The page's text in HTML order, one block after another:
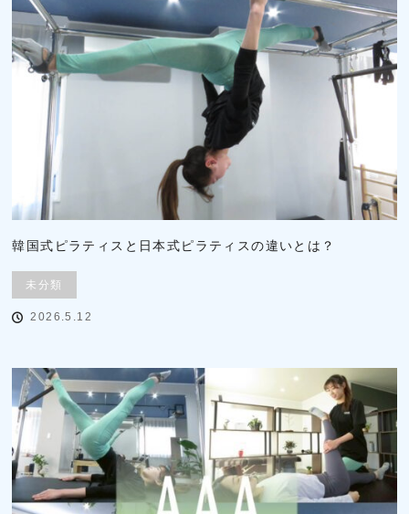
韓国式ピラティスと日本式ピラティスの違いとは？
未分類
2026.5.12